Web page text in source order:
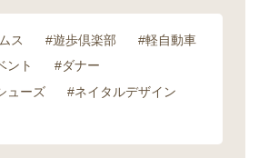
ス #遊歩倶楽部
#軽自動車
ント
#ダナー
ューズ
#ネイタルデザイン